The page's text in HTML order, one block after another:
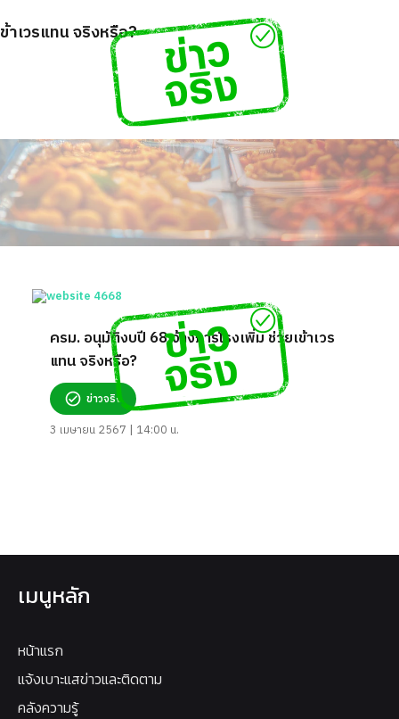
าเวรแทน จริงหรือ?
ครม. อนุมัติงบปี 68 จ้างภารโรงเพิ่ม ช่วยเข้าเวร
แทน จริงหรือ?
ข่าวจริง
3 เมษายน 2567 | 14:00 น.
เมนูหลัก
หน้าแรก
แจ้งเบาะแสข่าวและติดตาม
คลังความรู้